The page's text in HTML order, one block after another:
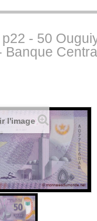
- 50
Banque
l'image